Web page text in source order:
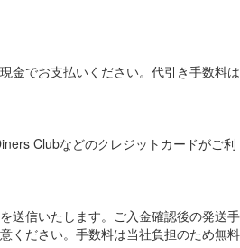
金でお支払いください。代引き手数料は
Clubなどのクレジットカードがご利
送信いたします。ご入金確認後の発送手
ください。手数料は当社負担のため無料